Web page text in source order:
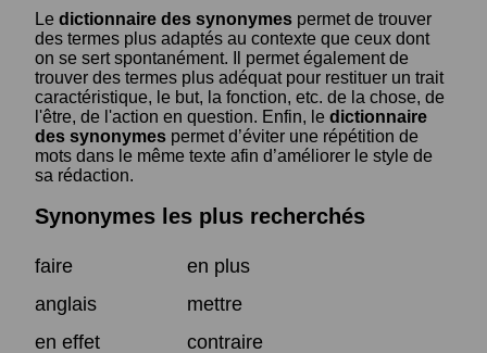
Le dictionnaire des synonymes permet de trouver
des termes plus adaptés au contexte que ceux dont
on se sert spontanément. Il permet également de
trouver des termes plus adéquat pour restituer un trait
caractéristique, le but, la fonction, etc. de la chose, de
l'être, de l'action en question. Enfin, le dictionnaire
des synonymes permet d’éviter une répétition de
mots dans le même texte afin d’améliorer le style de
sa rédaction.
Synonymes les plus recherchés
faire
en plus
anglais
mettre
en effet
contraire